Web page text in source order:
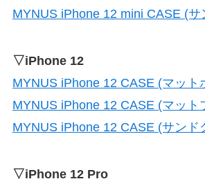
MYNUS iPhone 12 mini CASE (サ
▽iPhone 12
MYNUS iPhone 12 CASE (マット
MYNUS iPhone 12 CASE (マット
MYNUS iPhone 12 CASE (サンド
▽iPhone 12 Pro